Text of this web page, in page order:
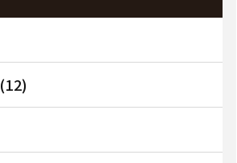
(12)